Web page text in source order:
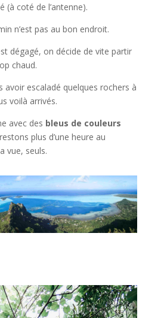
(à coté de l’antenne).
n’est pas au bon endroit.
dégagé, on décide de vite partir
chaud.
avoir escaladé quelques rochers à
voilà arrivés.
avec des bleus de couleurs
plus d’une heure au
vue, seuls.